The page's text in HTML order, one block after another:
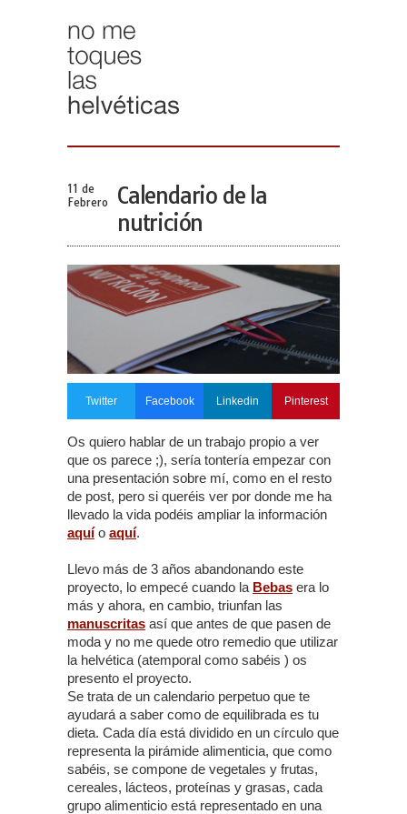
11 de
Febrero
Calendario de la
nutrición
Twitter Facebook Linkedin Pinterest
Os quiero hablar de un trabajo propio a ver
que os parece ;), sería tontería empezar con
una presentación sobre mí, como en el resto
de post, pero si queréis ver por donde me ha
llevado la vida podéis ampliar la información
aquío aquí.
Llevo más de 3 años abandonando este
proyecto, lo empecé cuando la Bebas era lo
más y ahora, en cambio, triunfan las
manuscritas así que antes de que pasen de
moda y no me quede otro remedio que utilizar
la helvética (atemporal como sabéis ) os
presento el proyecto.
Se trata de un calendario perpetuo que te
ayudará a saber como de equilibrada es tu
dieta. Cada día está dividido en un círculo que
representa la pirámide alimenticia, que como
sabéis, se compone de vegetales y frutas,
cereales, lácteos, proteínas y grasas, cada
grupo alimenticio está representado en una